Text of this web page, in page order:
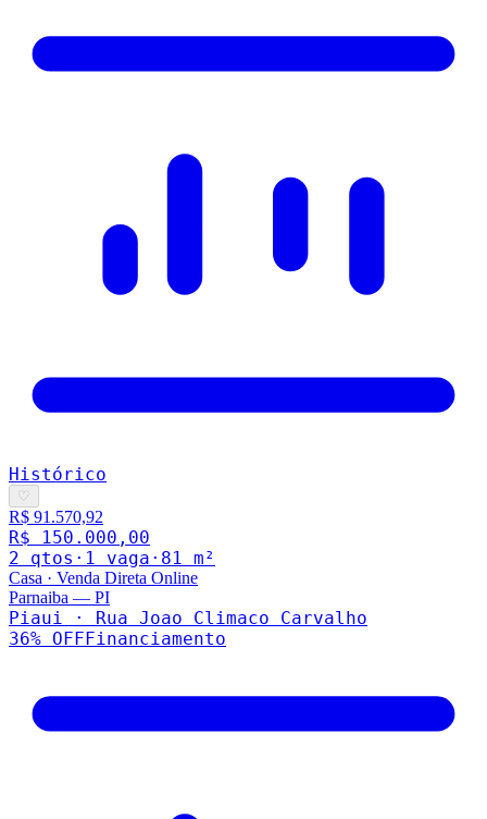
Histórico
♡
R$ 91.570,92
R$ 150.000,00
2 qtos · 1 vaga · 81 m²
Casa · Venda Direta Online
Parnaiba — PI
Piaui · Rua Joao Climaco Carvalho
36% OFFFinanciamento